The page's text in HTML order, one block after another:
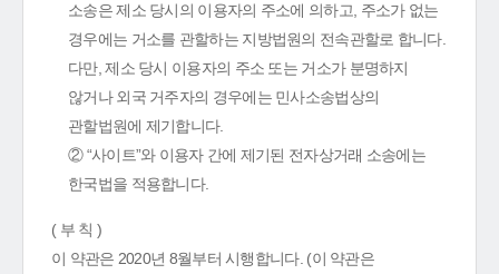
소송은 제소 당시의 이용자의 주소에 의하고, 주소가 없는
경우에는 거소를 관할하는 지방법원의 전속관할로 합니다.
다만, 제소 당시 이용자의 주소 또는 거소가 분명하지
않거나 외국 거주자의 경우에는 민사소송법상의
관할법원에 제기합니다.
② “사이트”와 이용자 간에 제기된 전자상거래 소송에는
한국법을 적용합니다.
( 부 칙 )
이 약관은 2020년 8월부터 시행합니다. (이 약관은